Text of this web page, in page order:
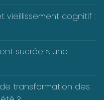
vieillissement cognitif :
sucrée », une
transformation des